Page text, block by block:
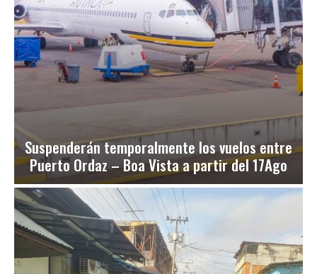
Suspenderán temporalmente los vuelos entre
Puerto Ordaz – Boa Vista a partir del 17Ago